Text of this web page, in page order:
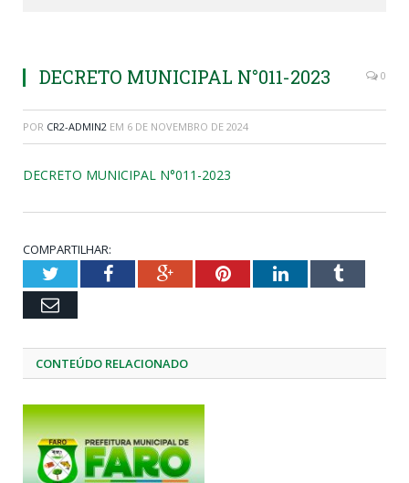
DECRETO MUNICIPAL N°011-2023 0
POR CR2-ADMIN2 EM 6 DE NOVEMBRO DE 2024
DECRETO MUNICIPAL N°011-2023
COMPARTILHAR:
TwitterFacebookGoogle+PinterestLinkedInTumblr
Email
CONTEÚDO RELACIONADO